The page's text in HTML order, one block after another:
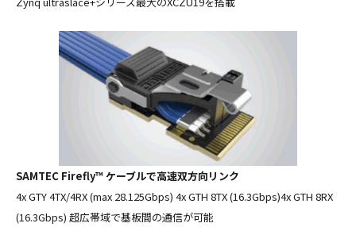
SAMTEC Firefly™ ケーブルで高速双方向リンク
4x GTY 4TX/4RX (max 28.125Gbps) 4x GTH 8TX (16.3Gbps)4x GTH 8RX
(16.3Gbps) 超広帯域で基板間の通信が可能